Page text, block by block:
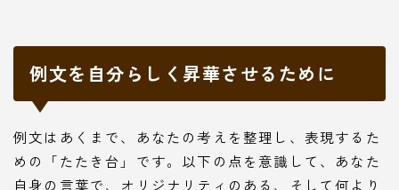
例文を自分らしく昇華させるために
例文はあくまで、あなたの考えを整理し、表現するた
めの「たたき台」です。以下の点を意識して、あなた
自身の言葉で、オリジナリティのある、そして何より